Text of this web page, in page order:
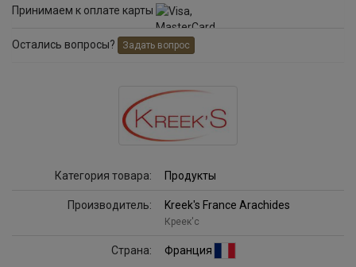
Принимаем к оплате карты
Остались вопросы? Задать вопрос
Категория товара: Продукты
Производитель: Kreek's France Arachides
Креек'с
Страна: Франция